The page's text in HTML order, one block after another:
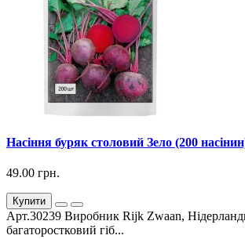
Насіння буряк столовий Зело (200
49.00 грн.
Купити
Арт.30239 Виробник Rijk Zwaan,
багаторостковий гіб...